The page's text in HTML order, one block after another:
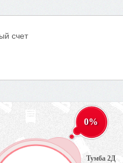
счет
0%
Тумба 2Д